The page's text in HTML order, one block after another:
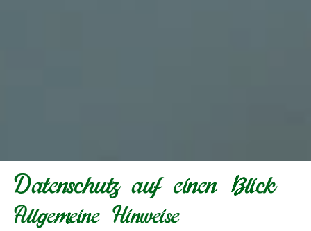
Datenschutz auf einen Blick
Allgemeine Hinweise